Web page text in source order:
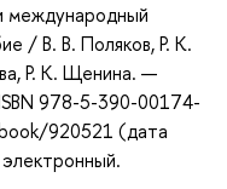
международный
/ В. В. Поляков, Р. К.
Р. К. Щенина. —
978-5-390-00174-
920521 (дата